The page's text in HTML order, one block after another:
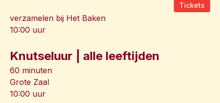
Tickets
verzamelen bij Het Baken
10:00 uur
Knutseluur | alle leeftijden
60 minuten
Grote Zaal
10:00 uur